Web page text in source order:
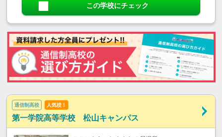
この学校にチェック
通信制高校 人気校！
第一学院高等学校 松山キャンパス